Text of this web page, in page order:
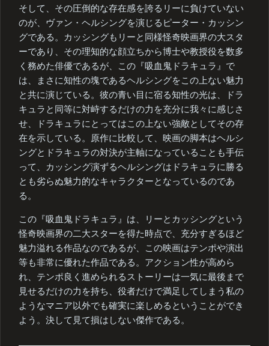
そして、その圧倒的な存在感を誇るリーに負けていない
のが、ヴァン・ヘルシングを演じるピーター・カッシン
グである。カッシングもリーと同様怪奇映画界の大スタ
ーであり、その理知的な顔立ちから博士や教授役を数多
く務めた俳優であるが、この『吸血鬼ドラキュラ』で
は、まさに知性の塊であるヘルシングをこの上ない魅力
と共に演じている。彼の青い目に宿る知性の光は、ドラ
キュラと同等に対峙するだけの力を充分に我々に感じさ
せ、ドラキュラにとってはこの上ない強敵としてその存
在を示している。原作に比較して、映画の脚本はヘルシ
ングとドラキュラの対決が主軸になっていることも手伝
って、カッシング演ずるヘルシングはドラキュラに勝る
とも劣らぬ魅力的なキャラクターとなっているのであ
る。
この『吸血鬼ドラキュラ』は、リーとカッシングという
怪奇映画界の二大スターを得た時点で、充分すぎるほど
魅力溢れる作品なのであるが、この映画はテンポや演出
等も非常に優れた作品である。アクション性が高めら
れ、テンポ良く進められるストーリーは一気に最後まで
見せるだけの力を持ち、役者だけで満足してしまう私の
ようなマニア以外でも確実に楽しめるということができ
よう。決して見て損はしない傑作である。